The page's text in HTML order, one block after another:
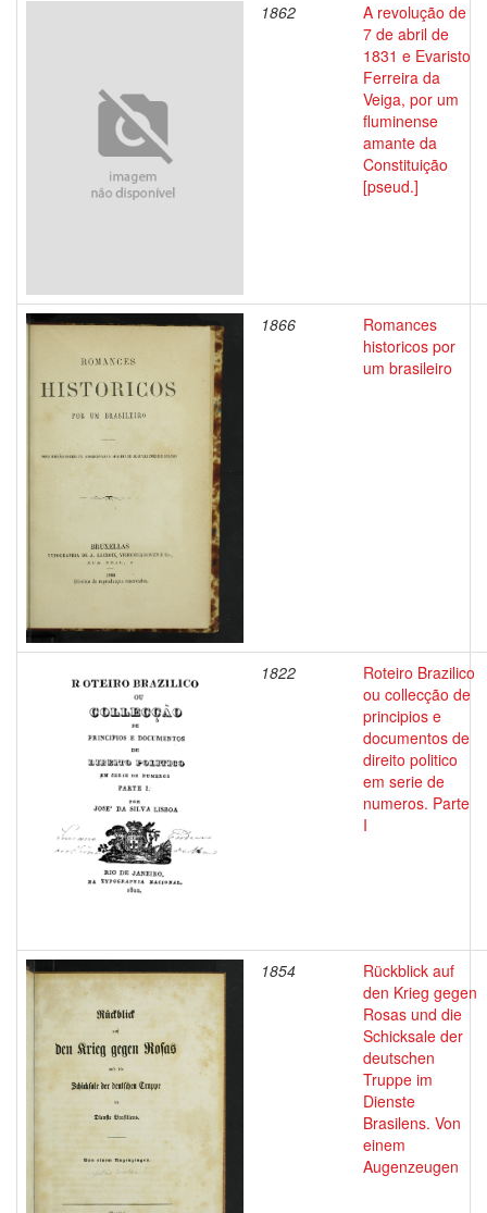
1862
A revolução de
7 de abril de
1831 e Evaristo
Ferreira da
Veiga, por um
fluminense
amante da
Constituição
[pseud.]
1866
Romances
historicos por
um brasileiro
1822
Roteiro Brazilico
ou collecção de
principios e
documentos de
direito politico
em serie de
numeros. Parte
I
1854
Rückblick auf
den Krieg gegen
Rosas und die
Schicksale der
deutschen
Truppe im
Dienste
Brasilens. Von
einem
Augenzeugen